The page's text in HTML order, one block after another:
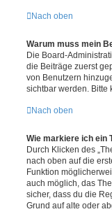
Nach oben
Warum muss mein
Die Board-
die Beiträge zuerst
von Benutzern
sichtbar werden. Bitte
Nach oben
Wie markiere ich ein
Durch Klicken des
nach oben auf die
Funktion
auch möglich, das
sicher, dass du die
Grund auf alte oder